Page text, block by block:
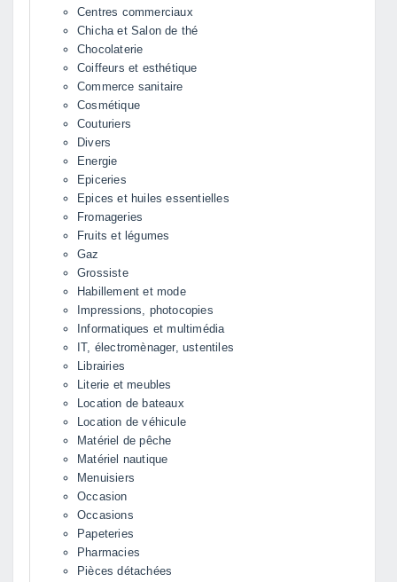
Centres commerciaux
Chicha et Salon de thé
Chocolaterie
Coiffeurs et esthétique
Commerce sanitaire
Cosmétique
Couturiers
Divers
Energie
Epiceries
Epices et huiles essentielles
Fromageries
Fruits et légumes
Gaz
Grossiste
Habillement et mode
Impressions, photocopies
Informatiques et multimédia
IT, électromènager, ustentiles
Librairies
Literie et meubles
Location de bateaux
Location de véhicule
Matériel de pêche
Matériel nautique
Menuisiers
Occasion
Occasions
Papeteries
Pharmacies
Pièces détachées